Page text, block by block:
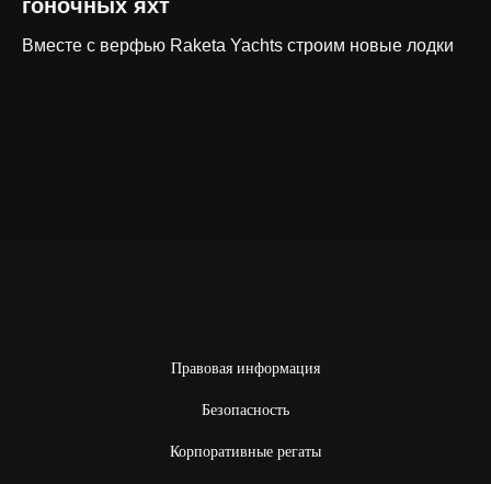
гоночных яхт
Вместе с верфью Raketa Yachts строим новые лодки
Правовая информация
Безопасность
Корпоративные регаты